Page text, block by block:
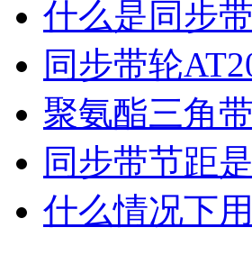
什么是同步
同步带轮
聚氨酯三角
同步带节距
什么情况下